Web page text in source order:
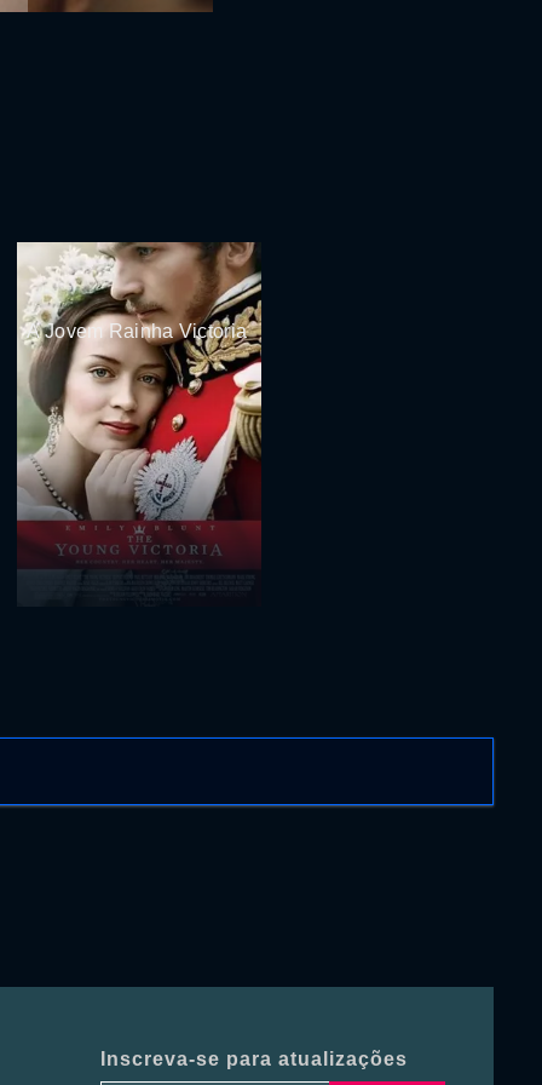
A Jovem Rainha Victoria
Inscreva-se para atualizações